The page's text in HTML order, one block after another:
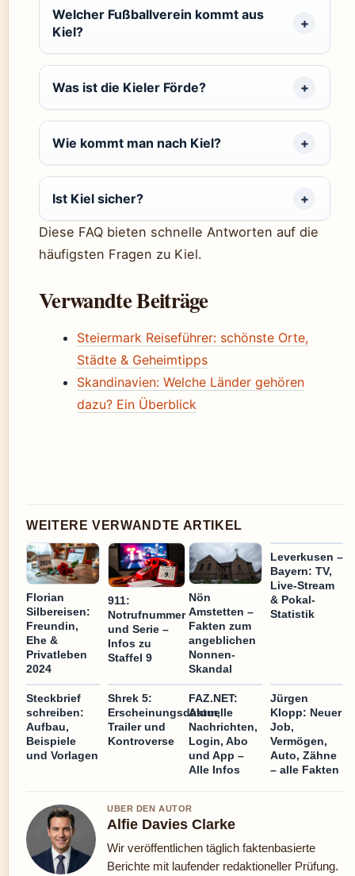
Welcher Fußballverein kommt aus
Kiel?
Was ist die Kieler Förde?
Wie kommt man nach Kiel?
Ist Kiel sicher?
Diese FAQ bieten schnelle Antworten auf die
häufigsten Fragen zu Kiel.
Verwandte Beiträge
Steiermark Reiseführer: schönste Orte,
Städte & Geheimtipps
Skandinavien: Welche Länder gehören
dazu? Ein Überblick
WEITERE VERWANDTE ARTIKEL
Florian
Silbereisen:
Freundin,
Ehe &
Privatleben
2024
911:
Notrufnummer
und Serie –
Infos zu
Staffel 9
Nön
Amstetten –
Fakten zum
angeblichen
Nonnen-
Skandal
Leverkusen –
Bayern: TV,
Live-Stream
& Pokal-
Statistik
Steckbrief
schreiben:
Aufbau,
Beispiele
und Vorlagen
Shrek 5:
Erscheinungsdatum,
Trailer und
Kontroverse
FAZ.NET:
Aktuelle
Nachrichten,
Login, Abo
und App –
Alle Infos
Jürgen
Klopp: Neuer
Job,
Vermögen,
Auto, Zähne
– alle Fakten
UBER DEN AUTOR
Alfie Davies Clarke
Wir veröffentlichen täglich faktenbasierte
Berichte mit laufender redaktioneller Prüfung.